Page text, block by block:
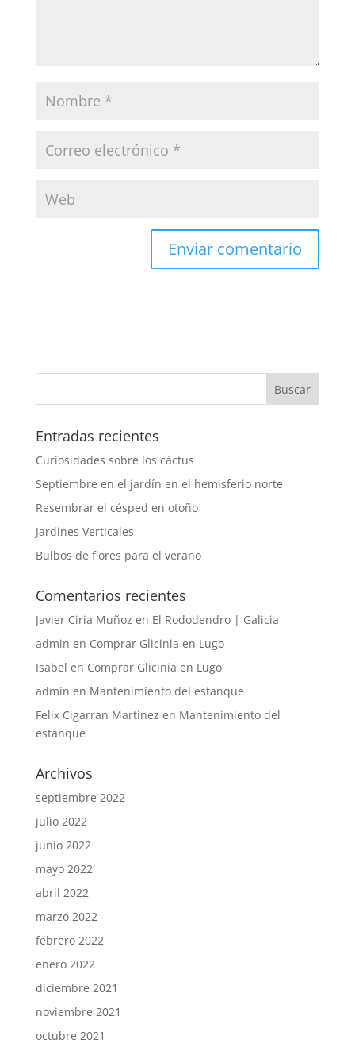
Entradas recientes
Curiosidades sobre los cáctus
Septiembre en el jardín en el hemisferio norte
Resembrar el césped en otoño
Jardines Verticales
Bulbos de flores para el verano
Comentarios recientes
Javier Ciria Muñoz en El Rododendro | Galicia
admin en Comprar Glicinia en Lugo
Isabel en Comprar Glicinia en Lugo
admin en Mantenimiento del estanque
Felix Cigarran Martinez en Mantenimiento del
estanque
Archivos
septiembre 2022
julio 2022
junio 2022
mayo 2022
abril 2022
marzo 2022
febrero 2022
enero 2022
diciembre 2021
noviembre 2021
octubre 2021